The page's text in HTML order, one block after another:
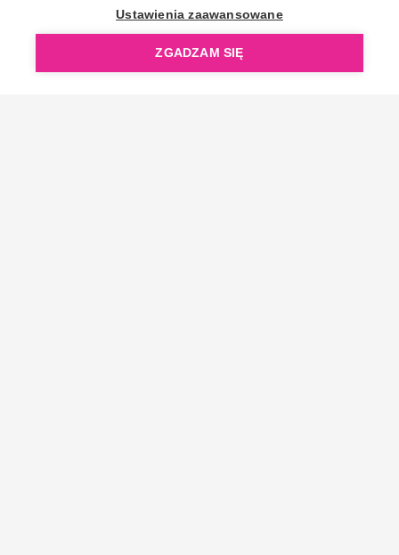
Ustawienia zaawansowane
ZGADZAM SIĘ
OpenGift jest częścią ReflectGroup.